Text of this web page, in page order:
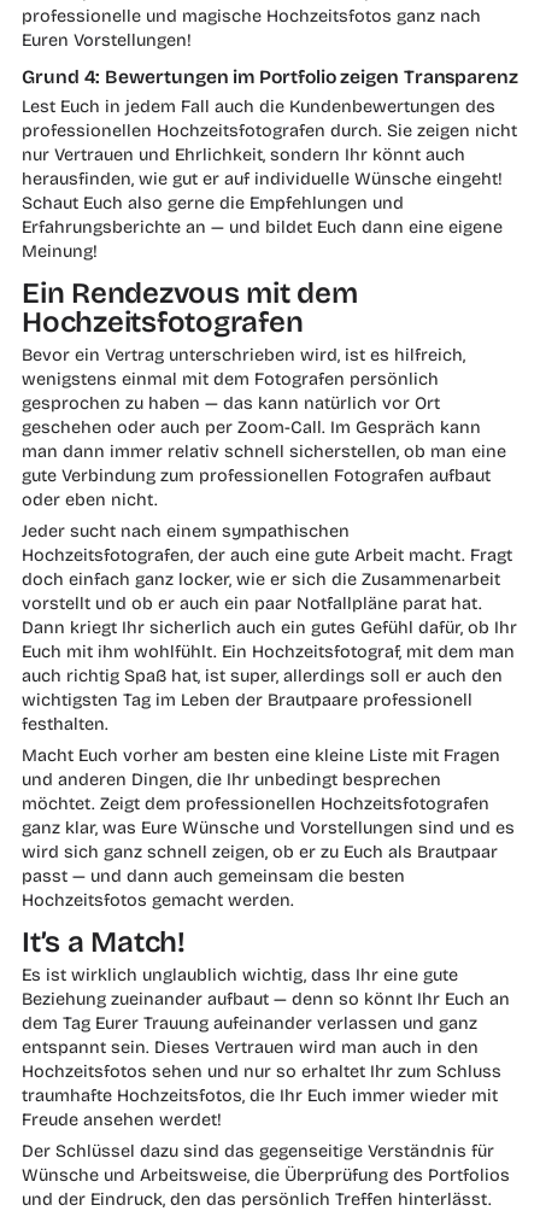
professionelle und magische Hochzeitsfotos ganz nach
Euren Vorstellungen!
Grund 4: Bewertungen im Portfolio zeigen Transparenz
Lest Euch in jedem Fall auch die Kundenbewertungen des
professionellen Hochzeitsfotografen durch. Sie zeigen nicht
nur Vertrauen und Ehrlichkeit, sondern Ihr könnt auch
herausfinden, wie gut er auf individuelle Wünsche eingeht!
Schaut Euch also gerne die Empfehlungen und
Erfahrungsberichte an — und bildet Euch dann eine eigene
Meinung!
Ein Rendezvous mit dem
Hochzeitsfotografen
Bevor ein Vertrag unterschrieben wird, ist es hilfreich,
wenigstens einmal mit dem Fotografen persönlich
gesprochen zu haben — das kann natürlich vor Ort
geschehen oder auch per Zoom-Call. Im Gespräch kann
man dann immer relativ schnell sicherstellen, ob man eine
gute Verbindung zum professionellen Fotografen aufbaut
oder eben nicht.
Jeder sucht nach einem sympathischen
Hochzeitsfotografen, der auch eine gute Arbeit macht. Fragt
doch einfach ganz locker, wie er sich die Zusammenarbeit
vorstellt und ob er auch ein paar Notfallpläne parat hat.
Dann kriegt Ihr sicherlich auch ein gutes Gefühl dafür, ob Ihr
Euch mit ihm wohlfühlt. Ein Hochzeitsfotograf, mit dem man
auch richtig Spaß hat, ist super, allerdings soll er auch den
wichtigsten Tag im Leben der Brautpaare professionell
festhalten.
Macht Euch vorher am besten eine kleine Liste mit Fragen
und anderen Dingen, die Ihr unbedingt besprechen
möchtet. Zeigt dem professionellen Hochzeitsfotografen
ganz klar, was Eure Wünsche und Vorstellungen sind und es
wird sich ganz schnell zeigen, ob er zu Euch als Brautpaar
passt — und dann auch gemeinsam die besten
Hochzeitsfotos gemacht werden.
It’s a Match!
Es ist wirklich unglaublich wichtig, dass Ihr eine gute
Beziehung zueinander aufbaut — denn so könnt Ihr Euch an
dem Tag Eurer Trauung aufeinander verlassen und ganz
entspannt sein. Dieses Vertrauen wird man auch in den
Hochzeitsfotos sehen und nur so erhaltet Ihr zum Schluss
traumhafte Hochzeitsfotos, die Ihr Euch immer wieder mit
Freude ansehen werdet!
Der Schlüssel dazu sind das gegenseitige Verständnis für
Wünsche und Arbeitsweise, die Überprüfung des Portfolios
und der Eindruck, den das persönlich Treffen hinterlässt.